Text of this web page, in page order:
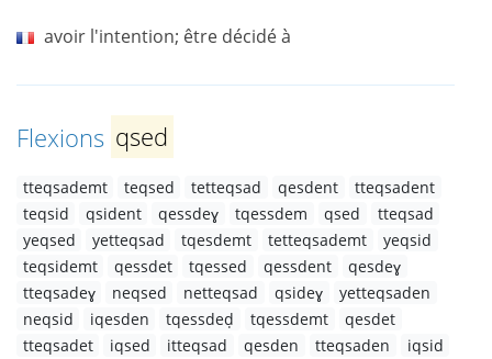
avoir l'intention; être décidé à
Flexions qsed
tteqsademt teqsed tetteqsad qesdent
tteqsadent
teqsid
qsident qessdeɣ tqessdem qsed
tteqsad
yeqsed
yetteqsad tqesdemt tetteqsademt
yeqsid
teqsidemt
qessdet tqessed qessdent
qesdeɣ
tteqsadeɣ
neqsed netteqsad qsideɣ
yetteqsaden
neqsid
iqesden tqessdeḍ tqessdemt
qesdet
tteqsadet
iqsed itteqsad qesden tteqsaden
iqsid